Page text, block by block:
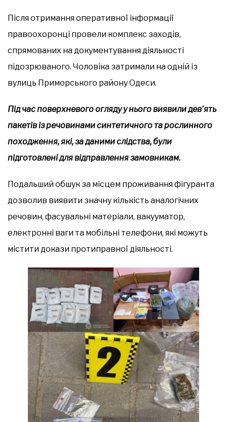
Після отримання оперативної інформації
правоохоронці провели комплекс заходів,
спрямованих на документування діяльності
підозрюваного. Чоловіка затримали на одній із
вулиць Приморського району Одеси.
Під час поверхневого огляду у нього виявили дев’ять
пакетів із речовинами синтетичного та рослинного
походження, які, за даними слідства, були
підготовлені для відправлення замовникам.
Подальший обшук за місцем проживання фігуранта
дозволив виявити значну кількість аналогічних
речовин, фасувальні матеріали, вакууматор,
електронні ваги та мобільні телефони, які можуть
містити докази протиправної діяльності.